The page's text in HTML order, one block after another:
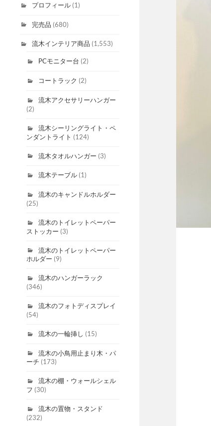
プロフィール (1)
完売品 (680)
流木インテリア商品 (1,553)
PCモニター台 (2)
コートラック (2)
流木アクセサリーハンガー
(2)
流木シーリングライト・ペ
ンダントライト (124)
流木タオルハンガー (3)
流木テーブル(1)
流木のキャンドルホルダー
(25)
流木のトイレットペーパー
ストッカー (3)
流木のトイレットペーパー
ホルダー (9)
流木のハンガーラック
(346)
流木のフォトディスプレイ
(54)
流木の一輪挿し (15)
流木の小鳥用止まり木・パ
ーチ (173)
流木の棚・ウォールシェル
フ (30)
流木の置物・スタンド
(232)